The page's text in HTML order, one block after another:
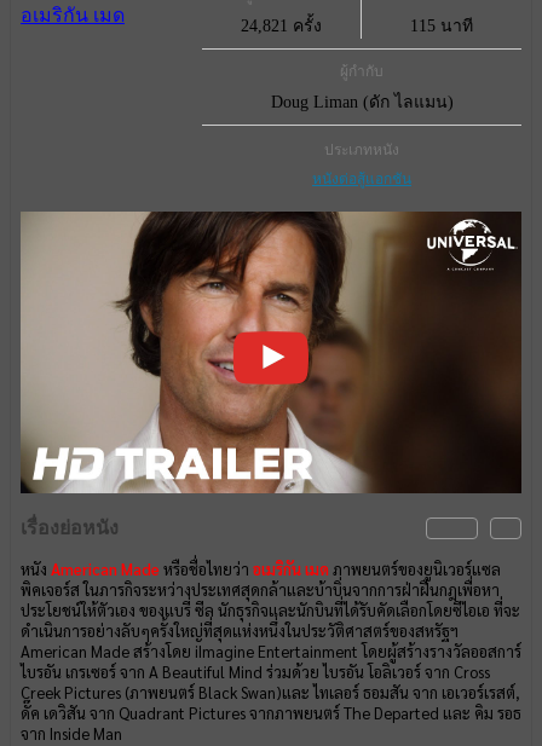
24,821 ครั้ง 115 นาที
ผู้กำกับ
Doug Liman (ดัก ไลแมน)
ประเภทหนัง
หนังต่อสู้แอกชัน
เรื่องย่อหนัง
หนัง American Made หรือชื่อไทยว่า อเมริกัน เมด ภาพยนตร์ของยูนิเวอร์แซล
พิคเจอร์ส ในภารกิจระหว่างประเทศสุดกล้าและบ้าบิ่นจากการฝ่าฝืนกฎเพื่อหา
ประโยชน์ให้ตัวเอง ของแบรี่ ซีล นักธุรกิจและนักบินที่ได้รับคัดเลือกโดยซีไอเอ ที่จะ
ดำเนินการอย่างลับๆครั้งใหญ่ที่สุดแห่งหนึ่งในประวัติศาสตร์ของสหรัฐฯ
American Made สร้างโดย iImagine Entertainment โดยผู้สร้างรางวัลออสการ์
ไบรอัน เกรเซอร์ จาก A Beautiful Mind ร่วมด้วย ไบรอัน โอลิเวอร์ จาก Cross
Creek Pictures (ภาพยนตร์ Black Swan)และ ไทเลอร์ ธอมสัน จาก เอเวอร์เรสต์,
ดั๊ค เดวิสัน จาก Quadrant Pictures จากภาพยนตร์ The Departed และ คิม รอธ
จาก Inside Man